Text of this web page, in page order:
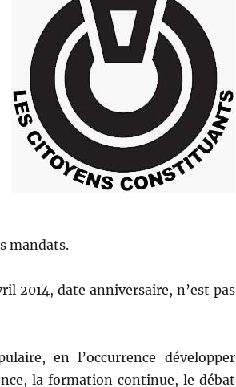
mandats.
2014, date anniver­saire, n’est pas
en l’occurrence dévelop­per
la for­ma­tion con­tin­ue, le débat